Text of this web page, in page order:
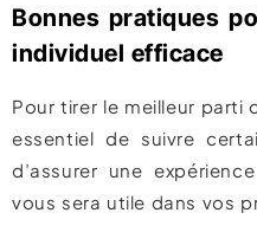
Bonnes pratiques
individuel efficace
Pour tirer le meilleur parti
essentiel de suivre
d’assurer une
vous sera utile dans vos